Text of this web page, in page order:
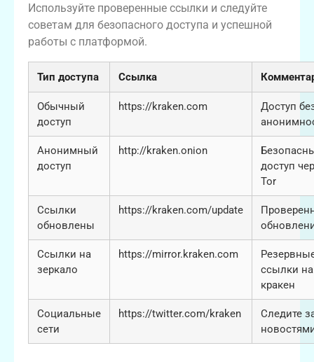
Используйте проверенные ссылки и следуйте
советам для безопасного доступа и успешной
работы с платформой.
Тип доступа Ссылка
Обычный
доступ
https://kraken.com
Доступ
Анонимный
доступ
http://kraken.onion
доступ
Tor
Ссылки
обновлены
https://kraken.com/update
Ссылки на
зеркало
https://mirror.kraken.com
ссылки на
кракен
Социальные
сети
https://twitter.com/kraken
Следите